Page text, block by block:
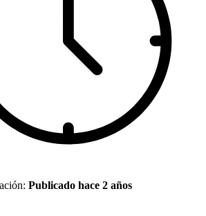
Publicado hace 2 años